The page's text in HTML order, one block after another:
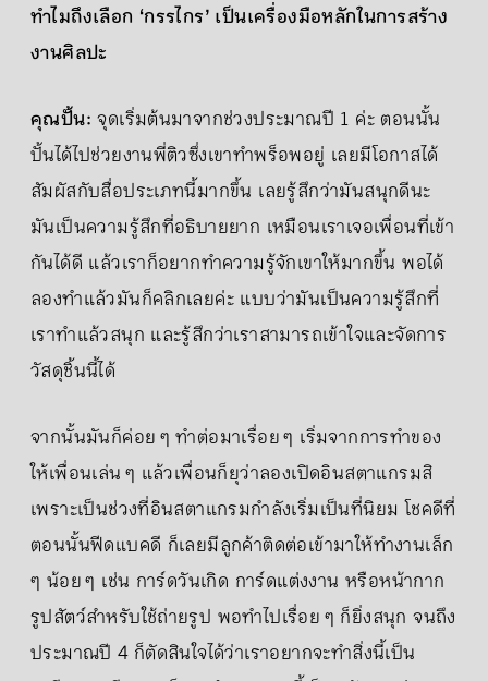
ทำไมถึงเลือก ‘กรรไกร’ เป็นเครื่องมือหลักในการสร้าง
งานศิลปะ
คุณปั้น: จุดเริ่มต้นมาจากช่วงประมาณปี 1 ค่ะ ตอนนั้น
ปั้นได้ไปช่วยงานพี่ติวซึ่งเขาทำพร็อพอยู่ เลยมีโอกาสได้
สัมผัสกับสื่อประเภทนี้มากขึ้น เลยรู้สึกว่ามันสนุกดีนะ
มันเป็นความรู้สึกที่อธิบายยาก เหมือนเราเจอเพื่อนที่เข้า
กันได้ดี แล้วเราก็อยากทำความรู้จักเขาให้มากขึ้น พอได้
ลองทำแล้วมันก็คลิกเลยค่ะ แบบว่ามันเป็นความรู้สึกที่
เราทำแล้วสนุก และรู้สึกว่าเราสามารถเข้าใจและจัดการ
วัสดุชิ้นนี้ได้
จากนั้นมันก็ค่อย ๆ ทำต่อมาเรื่อย ๆ เริ่มจากการทำของ
ให้เพื่อนเล่น ๆ แล้วเพื่อนก็ยุว่าลองเปิดอินสตาแกรมสิ
เพราะเป็นช่วงที่อินสตาแกรมกำลังเริ่มเป็นที่นิยม โชคดีที่
ตอนนั้นฟีดแบคดี ก็เลยมีลูกค้าติดต่อเข้ามาให้ทำงานเล็ก
ๆ น้อย ๆ เช่น การ์ดวันเกิด การ์ดแต่งงาน หรือหน้ากาก
รูปสัตว์สำหรับใช้ถ่ายรูป พอทำไปเรื่อย ๆ ก็ยิ่งสนุก จนถึง
ประมาณปี 4 ก็ตัดสินใจได้ว่าเราอยากจะทำสิ่งนี้เป็น